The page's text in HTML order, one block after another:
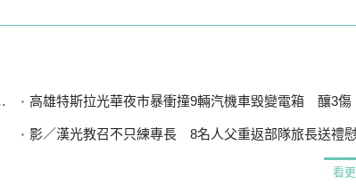
高雄特斯拉光華夜市暴衝撞9輛汽機車毀變電箱 釀3傷、600
影／漢光教召不只練專長 8名人父重返部隊旅長送禮
看